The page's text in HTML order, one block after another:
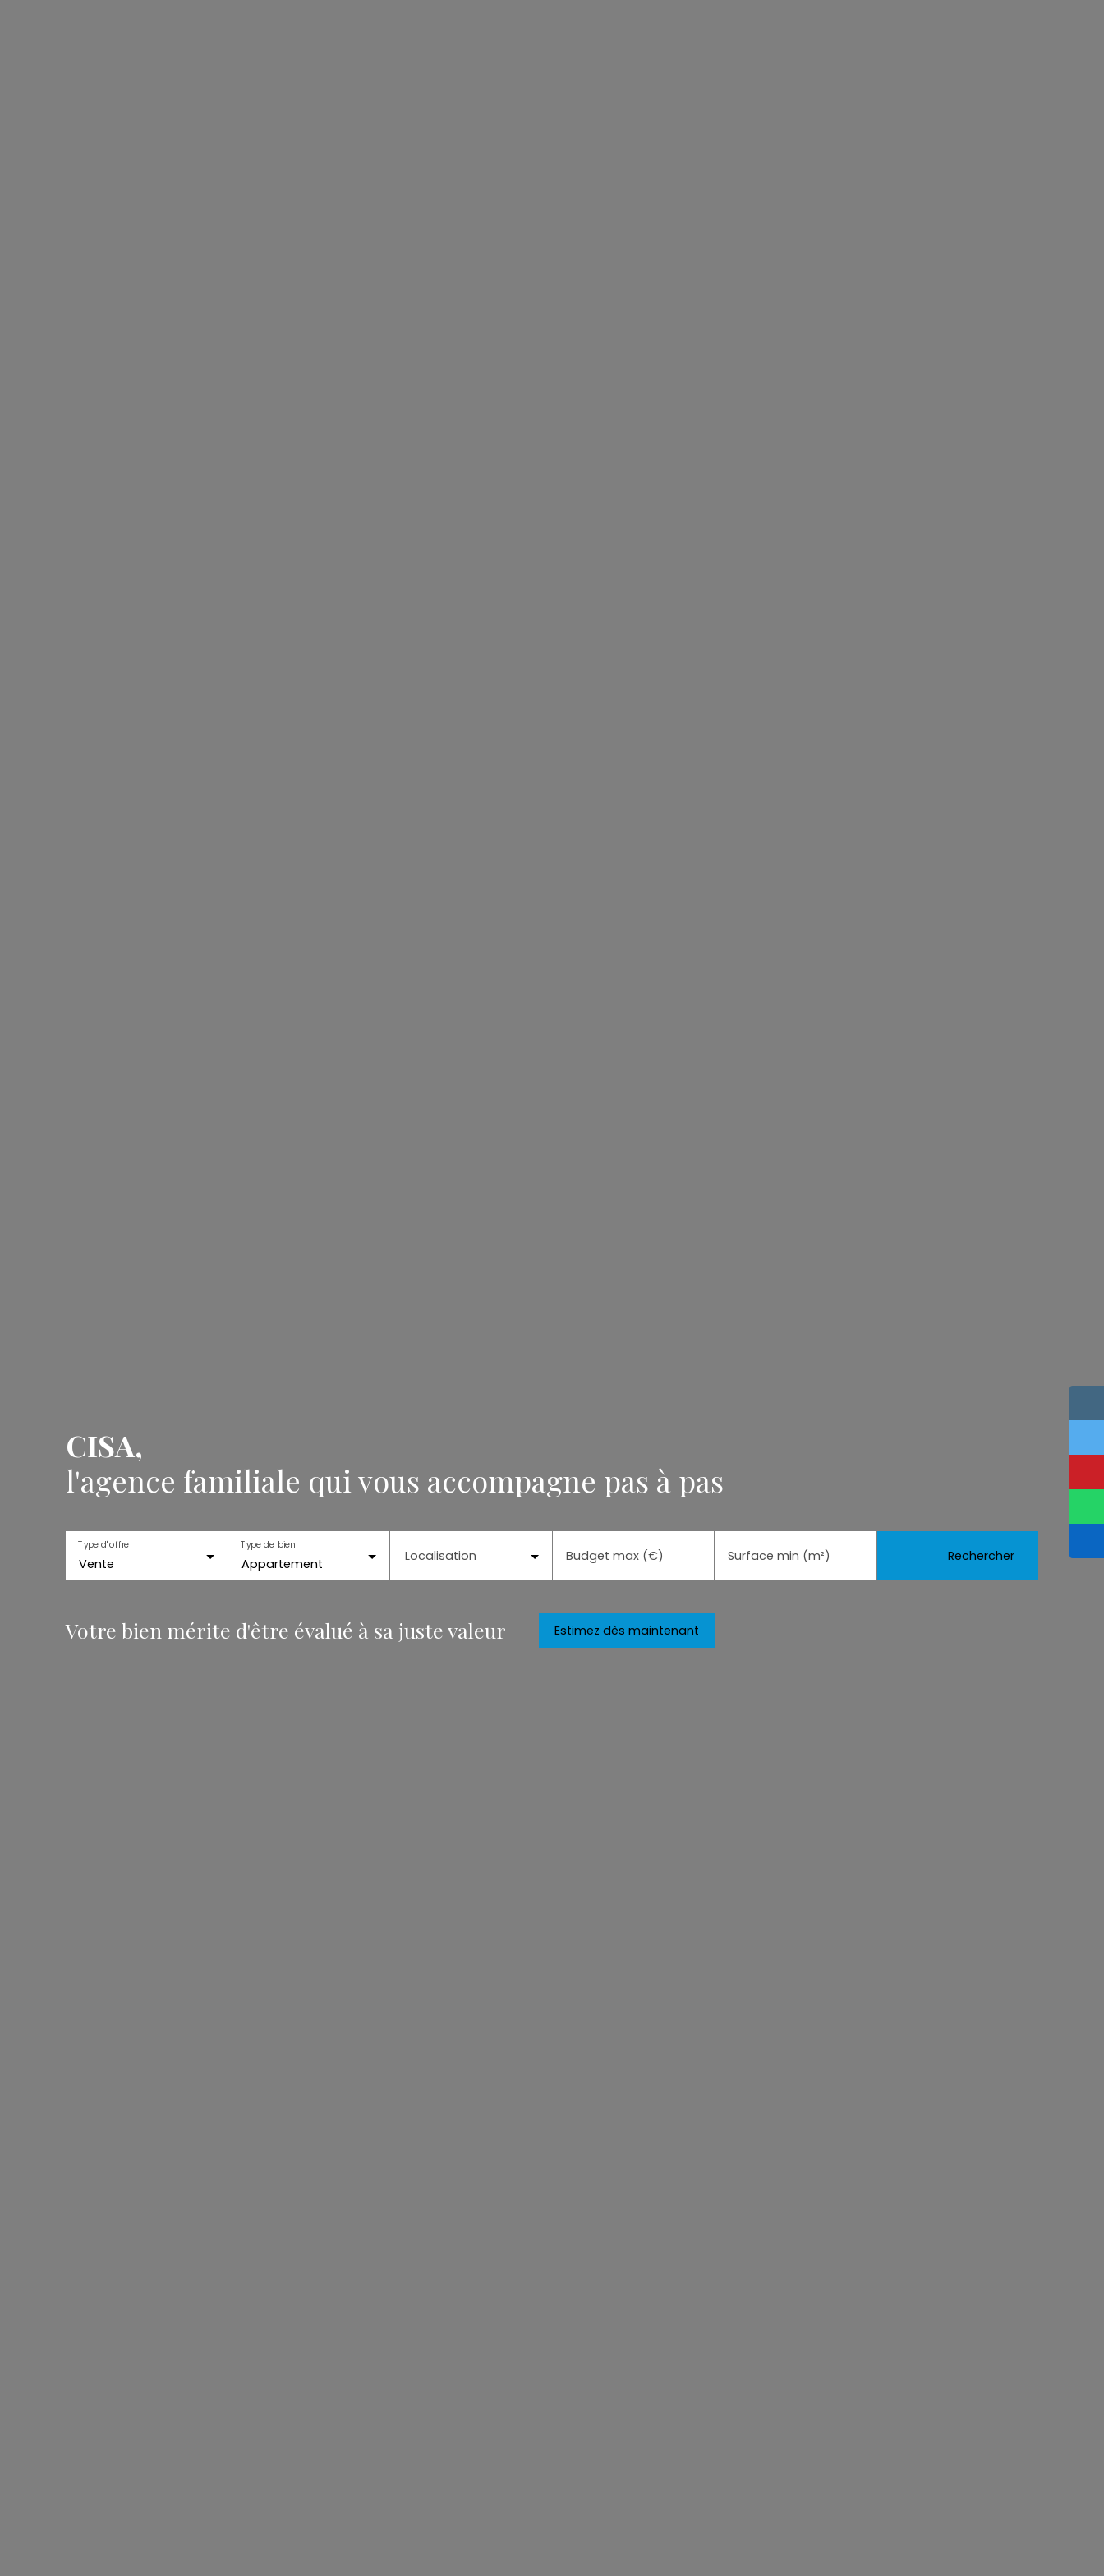
CISA,
l'agence familiale qui vous accompagne pas à pas
Vente
Type d'offre
Appartement
Type de bien
Localisation Budget max (€) Surface min (m²) Rechercher
Votre bien mérite d'être évalué à sa juste valeur Estimez dès maintenant